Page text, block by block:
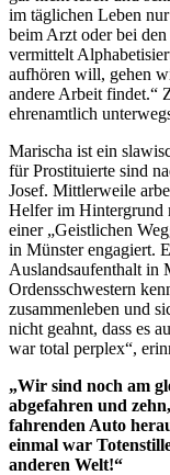
im täglichen Leben
beim Arzt oder bei
vermittelt
aufhören will, gehen
andere Arbeit findet.“
ehrenamtlich
Marischa ist ein
für Prostituierte sind
Josef. Mittlerweile
Helfer im Hintergrund
einer „Geistlichen
in Münster engagiert.
Auslandsaufenthalt in
Ordensschwestern
zusammenleben und
nicht geahnt, dass es
war total perplex“,
„Wir sind noch am
abgefahren und
fahrenden Auto
einmal war
anderen Welt!“